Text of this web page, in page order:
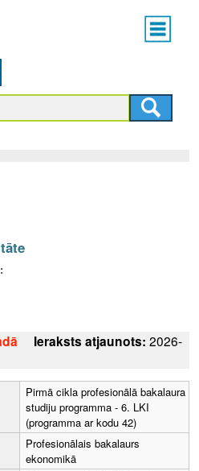
Main
menu
Ieraksts atjaunots: 2026-
Pirmā cikla profesionālā bakalaura
studiju programma - 6. LKI
(programma ar kodu 42)
Profesionālais bakalaurs
ekonomikā